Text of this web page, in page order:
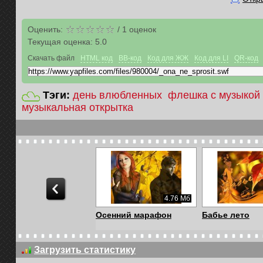
Оценить: / 1 оценок
Текущая оценка: 5.0
Скачать файл HTML код BB-код Код для ЖЖ Код для LI QR-код
Тэги: день влюбленных флешка с музыкой
музыкальная открытка
4.76 Мб
Осенний марафон Бабье лето
Загрузить статистику